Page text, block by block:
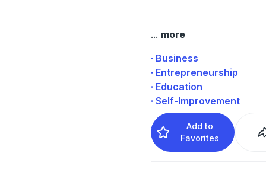
... more
· Business
· Entrepreneurship
· Education
· Self-Improvement
Add to
Favorites